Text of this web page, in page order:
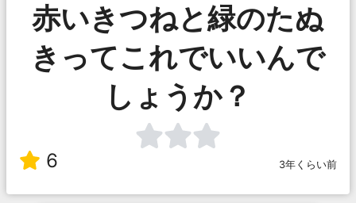
赤いきつねと緑のたぬ
きってこれでいいんで
しょうか？
6 3年くらい前